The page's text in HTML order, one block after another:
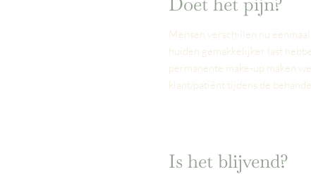
Mensen verschillen nu
huiden gemakkelijker last
permanente make-up maken
klant/patiënt tijdens de
Is het blijvend?